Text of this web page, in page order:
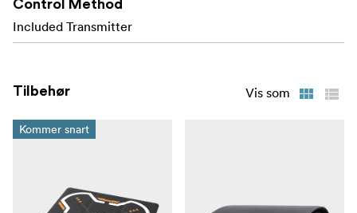
for lavt blåt lys.
optagelse, bevægelseskontrol og briller i ét system, der
er let at transportere og ligetil at flyve. Det passer til
brugere, der ønsker enkel betjening, pålidelige
sikkerhedsfunktioner og fleksible redigeringsmuligheder
Antigravity A1 Drone
Control Method
Included Transmitter
Tilbehør Vis som
Kommer snart